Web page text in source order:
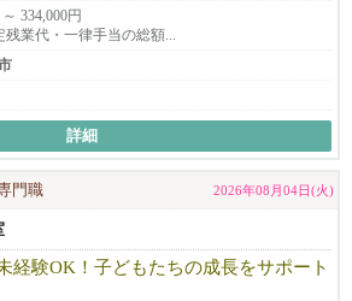
復していく姿や、日常を取り戻していく
できるため、日々の業務に大きなやりが
。
います
とともに責任感を持って働き、患者様に
プロフェッショナルとして成長したい意
きる場所であることはもちろん、
こで働けてよかった」と思える職場であ
334,000円
業代・一律手当の総額...
詳細
門職 2026年08月04日(火)
経験OK！子どもたちの成長をサポート